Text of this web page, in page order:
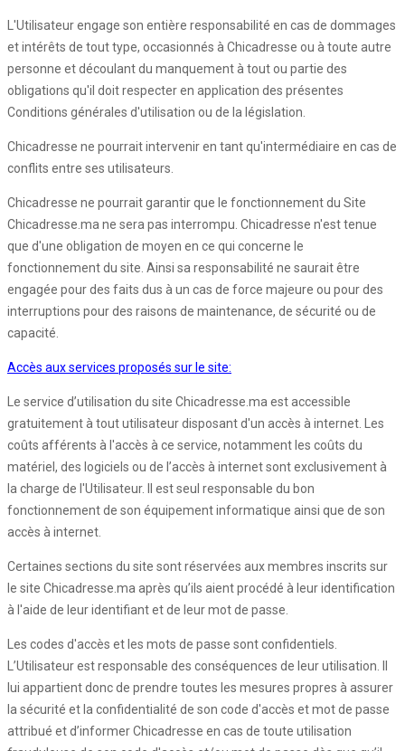
L'Utilisateur engage son entière responsabilité en cas de dommages
et intérêts de tout type, occasionnés à Chicadresse ou à toute autre
personne et découlant du manquement à tout ou partie des
obligations qu'il doit respecter en application des présentes
Conditions générales d'utilisation ou de la législation.
Chicadresse ne pourrait intervenir en tant qu'intermédiaire en cas de
conflits entre ses utilisateurs.
Chicadresse ne pourrait garantir que le fonctionnement du Site
Chicadresse.ma ne sera pas interrompu. Chicadresse n'est tenue
que d'une obligation de moyen en ce qui concerne le
fonctionnement du site. Ainsi sa responsabilité ne saurait être
engagée pour des faits dus à un cas de force majeure ou pour des
interruptions pour des raisons de maintenance, de sécurité ou de
capacité.
Accès aux services proposés sur le site:
Le service d’utilisation du site Chicadresse.ma est accessible
gratuitement à tout utilisateur disposant d'un accès à internet. Les
coûts afférents à l'accès à ce service, notamment les coûts du
matériel, des logiciels ou de l’accès à internet sont exclusivement à
la charge de l'Utilisateur. Il est seul responsable du bon
fonctionnement de son équipement informatique ainsi que de son
accès à internet.
Certaines sections du site sont réservées aux membres inscrits sur
le site Chicadresse.ma après qu’ils aient procédé à leur identification
à l'aide de leur identifiant et de leur mot de passe.
Les codes d'accès et les mots de passe sont confidentiels.
L’Utilisateur est responsable des conséquences de leur utilisation. Il
lui appartient donc de prendre toutes les mesures propres à assurer
la sécurité et la confidentialité de son code d'accès et mot de passe
attribué et d’informer Chicadresse en cas de toute utilisation